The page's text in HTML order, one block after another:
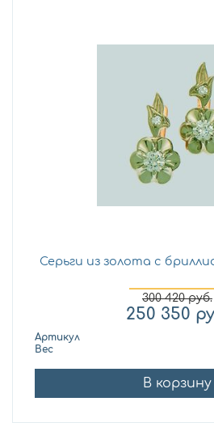
Серьги из золота с
300 420руб.
250 350
Артикул
Вес
В корзину